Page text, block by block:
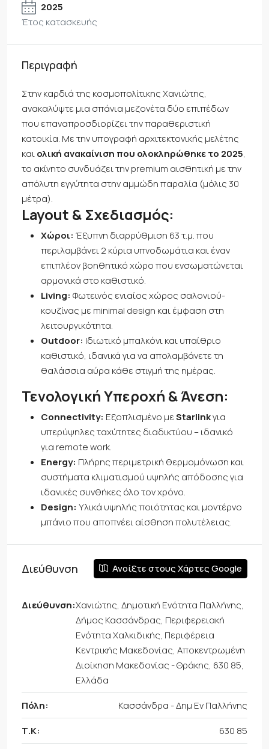
2025
Έτος κατασκευής
Περιγραφή
Στην καρδιά της κοσμοπολίτικης Χανιώτης,
ανακαλύψτε μια σπάνια μεζονέτα δύο επιπέδων
που επαναπροσδιορίζει την παραθεριστική
κατοικία. Με την υπογραφή αρχιτεκτονικής μελέτης
καιολική ανακαίνιση που ολοκληρώθηκε το 2025,
το ακίνητο συνδυάζει την premium αισθητική με την
απόλυτη εγγύτητα στην αμμώδη παραλία (μόλις 30
μέτρα).
Layout & Σχεδιασμός:
Χώροι: Έξυπνη διαρρύθμιση 63 τ.μ. που
περιλαμβάνει 2 κύρια υπνοδωμάτια και έναν
επιπλέον βοηθητικό χώρο που ενσωματώνεται
αρμονικά στο καθιστικό.
Living: Φωτεινός ενιαίος χώρος σαλονιού-
κουζίνας με minimal design και έμφαση στη
λειτουργικότητα.
Outdoor: Ιδιωτικό μπαλκόνι και υπαίθριο
καθιστικό, ιδανικά για να απολαμβάνετε τη
θαλάσσια αύρα κάθε στιγμή της ημέρας.
Τενολογική Υπεροχή & Άνεση:
Connectivity: Εξοπλισμένο μεStarlinkγια
υπερύψηλες ταχύτητες διαδικτύου – ιδανικό
για remote work.
Energy: Πλήρης περιμετρική θερμομόνωση και
συστήματα κλιματισμού υψηλής απόδοσης για
ιδανικές συνθήκες όλο τον χρόνο.
Design: Υλικά υψηλής ποιότητας και μοντέρνο
μπάνιο που αποπνέει αίσθηση πολυτέλειας.
Διεύθυνση Ανοίξτε στους Χάρτες Google
Διεύθυνση:Χανιώτης, Δημοτική Ενότητα Παλλήνης,
Δήμος Κασσάνδρας, Περιφερειακή
Ενότητα Χαλκιδικής, Περιφέρεια
Κεντρικής Μακεδονίας, Αποκεντρωμένη
Διοίκηση Μακεδονίας - Θράκης, 630 85,
Ελλάδα
Πόλη:
Κασσάνδρα - Δημ Εν Παλλήνης
Τ.Κ:
630 85